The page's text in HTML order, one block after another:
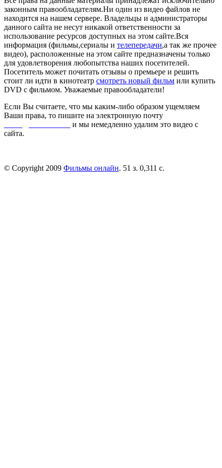
законным правообладателям.Ни один из видео файлов не
находится на нашем сервере. Владельцы и администраторы
данного сайта не несут никакой ответственности за
использование ресурсов доступных на этом сайте.Вся
информация (фильмы,сериалы и телепередачи,а так же прочее
видео), расположенные на этом сайте предназначены только
для удовлетворения любопытства наших посетителей.
Посетитель может почитать отзывы о премьере и решить
стоит ли идти в кинотеатр смотреть новый фильм или купить
DVD с фильмом. Уважаемые правообладатели!
Если Вы считаете, что мы каким-либо образом ущемляем
Ваши права, то пишите на электронную почту
и мы немедленно удалим это видео с
сайта.
© Copyright 2009 Фильмы онлайн. 51 з. 0,311 с.